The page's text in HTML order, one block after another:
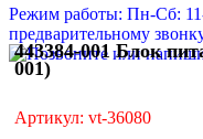
Режим работы: Пн-Сб:
предварительному
443384-001 Блок
001)
Артикул: vt-36080